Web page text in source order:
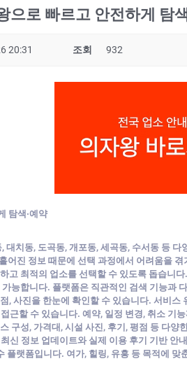
으로 빠르고 안전하게 탐
20:31 조회 932
탐색·예약
치동, 도곡동, 개포동, 세곡동, 수서동 등
어진 정보 때문에 선택 과정에서 어려움을
고 최적의 업소를 선택할 수 있도록 돕습니
능합니다. 플랫폼은 직관적인 검색 기능과
, 사진을 한눈에 확인할 수 있습니다. 서비
근할 수 있습니다. 예약, 일정 변경, 취소
구성, 가격대, 시설 사진, 후기, 평점 등 다
신 정보 업데이트와 실제 이용 후기 기반 안
랫폼입니다. 여가, 힐링, 유흥 등 목적에